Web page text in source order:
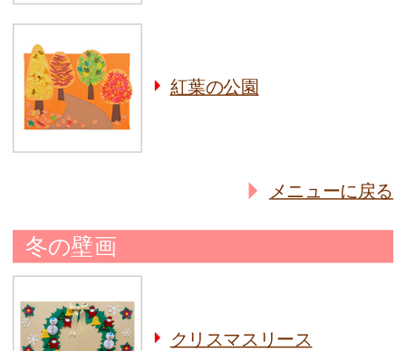
紅葉の公園
メニューに戻る
冬の壁画
クリスマスリース